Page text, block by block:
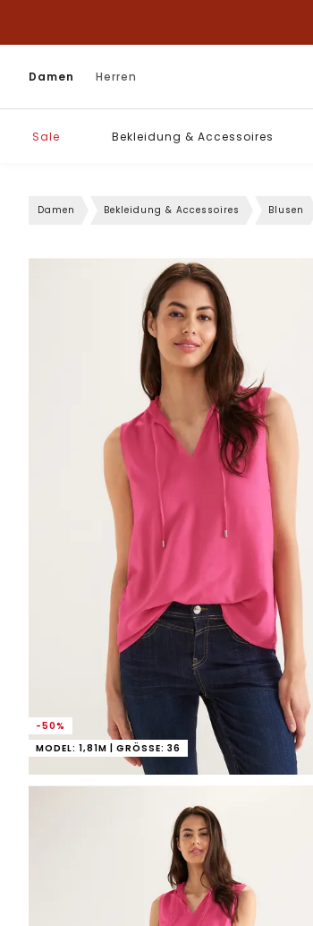
Damen Herren
Sale Bekleidung & Accessoires
Damen Bekleidung & Accessoires Blusen
-50%
MODEL: 1,81M | GRÖSSE: 36